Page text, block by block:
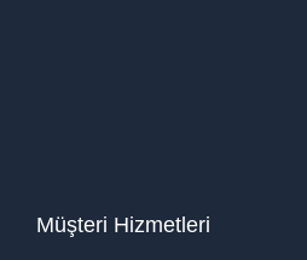
Müşteri Hizmetleri